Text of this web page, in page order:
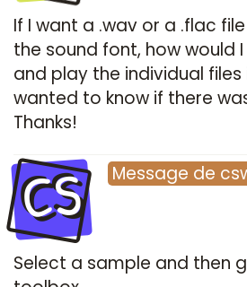
If I want a .wav or a .flac
the sound font, how would
and play the individual
wanted to know if there
Thanks!
CS Message de
Select a sample and then